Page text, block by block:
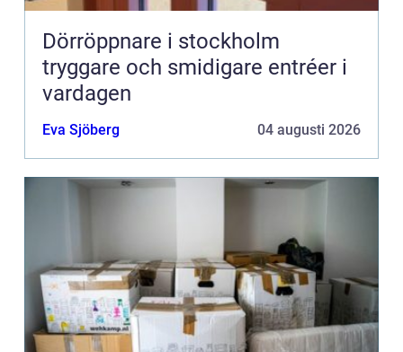
Dörröppnare i stockholm
tryggare och smidigare entréer i
vardagen
Eva Sjöberg 04 augusti 2026